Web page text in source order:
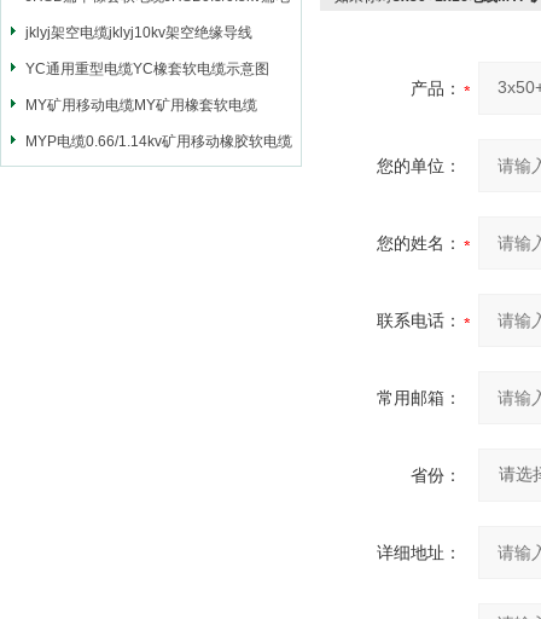
缆
jklyj架空电缆jklyj10kv架空绝缘导线
YC通用重型电缆YC橡套软电缆示意图
MY矿用移动电缆MY矿用橡套软电缆
MYP电缆0.66/1.14kv矿用移动橡胶软电缆
产品：
您的单位：
您的姓名：
联系电话：
常用邮箱：
省份：
详细地址：